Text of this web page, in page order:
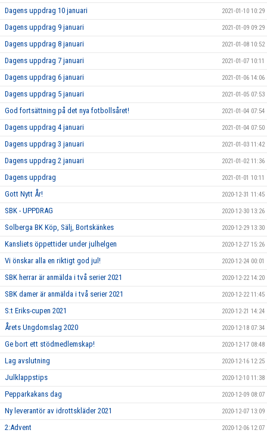
Dagens uppdrag 10 januari 2021-01-10 10:29
Dagens uppdrag 9 januari 2021-01-09 09:29
Dagens uppdrag 8 januari 2021-01-08 10:52
Dagens uppdrag 7 januari 2021-01-07 10:11
Dagens uppdrag 6 januari 2021-01-06 14:06
Dagens uppdrag 5 januari 2021-01-05 07:53
God fortsättning på det nya fotbollsåret! 2021-01-04 07:54
Dagens uppdrag 4 januari 2021-01-04 07:50
Dagens uppdrag 3 januari 2021-01-03 11:42
Dagens uppdrag 2 januari 2021-01-02 11:36
Dagens uppdrag 2021-01-01 10:11
Gott Nytt År! 2020-12-31 11:45
SBK - UPPDRAG 2020-12-30 13:26
Solberga BK Köp, Sälj, Bortskänkes 2020-12-29 13:30
Kansliets öppettider under julhelgen 2020-12-27 15:26
Vi önskar alla en riktigt god jul! 2020-12-24 00:01
SBK herrar är anmälda i två serier 2021 2020-12-22 14:20
SBK damer är anmälda i två serier 2021 2020-12-22 11:45
S:t Eriks-cupen 2021 2020-12-21 14:24
Årets Ungdomslag 2020 2020-12-18 07:34
Ge bort ett stödmedlemskap! 2020-12-17 08:48
Lag avslutning 2020-12-16 12:25
Julklappstips 2020-12-10 11:38
Pepparkakans dag 2020-12-09 08:07
Ny leverantör av idrottskläder 2021 2020-12-07 13:09
2:Advent 2020-12-06 12:07